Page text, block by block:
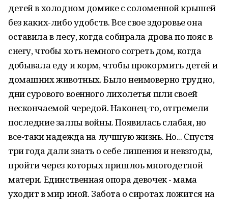
детей в холодном домике с соломенной крышей
без каких-либо удобств. Все свое здоровье она
оставила в лесу, когда собирала дрова по пояс в
снегу, чтобы хоть немного согреть дом, когда
добывала еду и корм, чтобы прокормить детей и
домашних животных. Было неимоверно трудно,
дни сурового военного лихолетья шли своей
нескончаемой чередой. Наконец-то, отгремели
последние залпы войны. Появилась слабая, но
все-таки надежда на лучшую жизнь. Но... Спустя
три года дали знать о себе лишения и невзгоды,
пройти через которых пришлоь многодетной
матери. Единственная опора девочек - мама
уходит в мир иной. Забота о сиротах ложится на